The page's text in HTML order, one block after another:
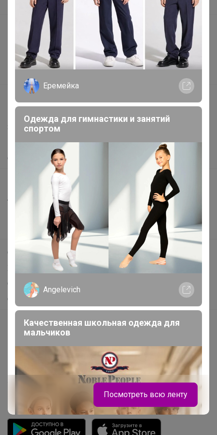
В наличии
Подарочные сертификаты
Реклама на сайте
Поставщикам
support@24-ok.ru
Написать в поддержку
Защита покупателя
Помощь
О нас
Все предложения
Анонсы
Поддержка альпак
Самое выгодное
Хиты продаж
Самое желанное
Самое быстрое
Начать зарабатывать с 24-ok
Розыгрыш - Генератор случайных чисел
Пульс нашего маркетплейса
Укорачиватель ссылок
Еремейка
Одежда для гимнастики и занятий
спортом
Angelevich
Качественная школьная одежда для
мальчиков
Посмотреть всю ленту